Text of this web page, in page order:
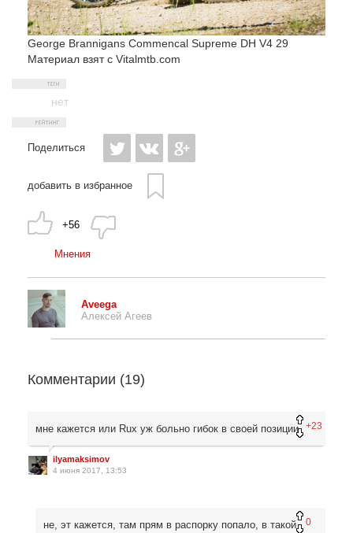
George Brannigans Commencal Supreme DH V4 29
Материал взят с Vitalmtb.com
нет
Поделиться
добавить в избранное
+56
Мнения
Aveega
Алексей Агеев
Комментарии (19)
+23
мне кажется или Rux уж больно гибок в своей позиции
ilyamaksimov
4 июня 2017, 13:53
0
не, эт кажется, там прям в распорку попало, в такой